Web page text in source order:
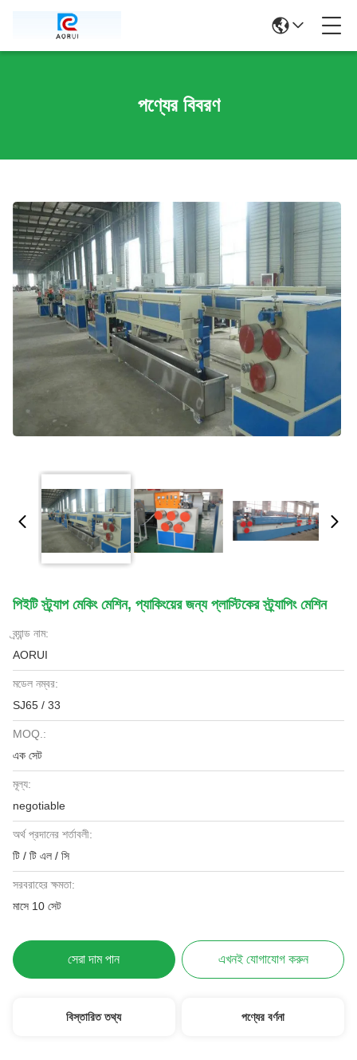
পণ্যের বিবরণ
পিইটি স্ট্র্যাপ মেকিং মেশিন, প্যাকিংয়ের জন্য প্লাস্টিকের স্ট্র্যাপিং মেশিন
ব্র্যান্ড নাম:
AORUI
মডেল নম্বর:
SJ65 / 33
MOQ.:
এক সেট
মূল্য:
negotiable
অর্থ প্রদানের শর্তাবলী:
টি / টি এল / সি
সরবরাহের ক্ষমতা:
মাসে 10 সেট
সেরা দাম পান এখনই যোগাযোগ করুন
বিস্তারিত তথ্য পণ্যের বর্ণনা